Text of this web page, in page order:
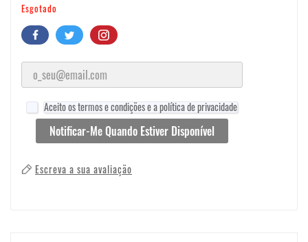
Esgotado
Aceito os termos e condições e a política de privacidade
Notificar-Me Quando Estiver Disponível
Escreva a sua avaliação